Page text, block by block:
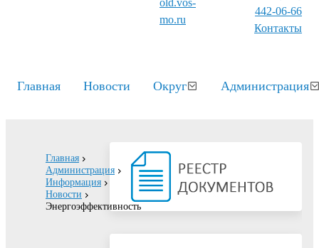
old.vos-
mo.ru
442-06-66
Контакты⁠
Главная Новости Округ Администрация
Главная
Администрация
Информация
Новости
Энергоэффективность